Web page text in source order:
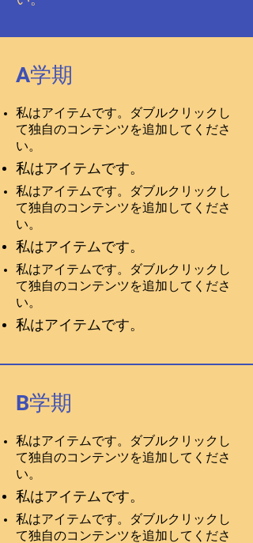
A学期
私はアイテムです。ダブルクリックし
て独自のコンテンツを追加してくださ
い。
私はアイテムです。
私はアイテムです。ダブルクリックし
て独自のコンテンツを追加してくださ
い。
私はアイテムです。
私はアイテムです。ダブルクリックし
て独自のコンテンツを追加してくださ
い。
私はアイテムです。
B学期
私はアイテムです。ダブルクリックし
て独自のコンテンツを追加してくださ
い。
私はアイテムです。
私はアイテムです。ダブルクリックし
て独自のコンテンツを追加してくださ